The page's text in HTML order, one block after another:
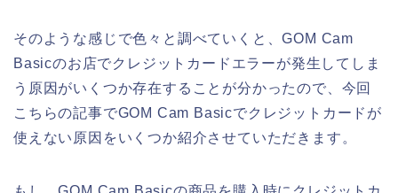
そのような感じで色々と調べていくと、GOM Cam
Basicのお店でクレジットカードエラーが発生してしま
う原因がいくつか存在することが分かったので、今回
こちらの記事でGOM Cam Basicでクレジットカードが
使えない原因をいくつか紹介させていただきます。